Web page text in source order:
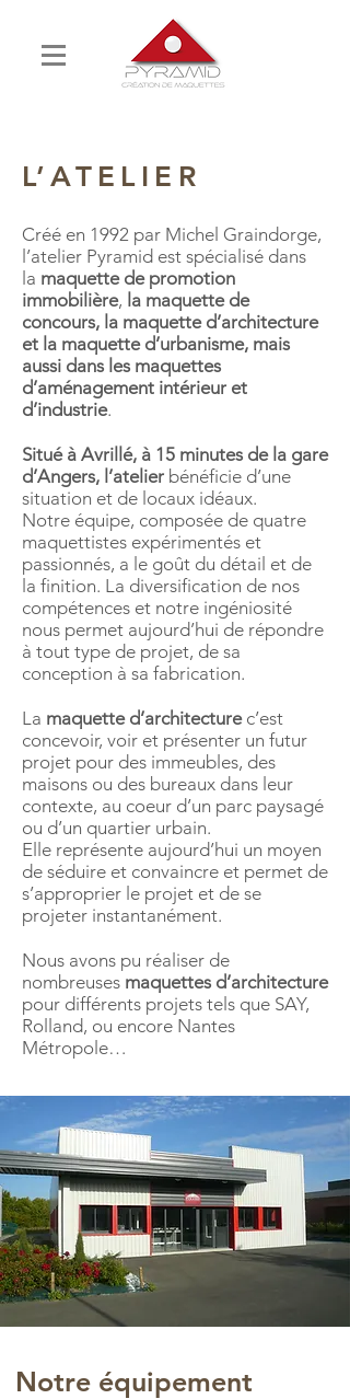
L’ATELIER
Créé en 1992 par Michel Graindorge,
l’atelier Pyramid est spécialisé dans
la maquette de promotion
immobilière, la maquette de
concours, la maquette d’architecture
et la maquette d’urbanisme, mais
aussi dans les maquettes
d’aménagement intérieur et
d’industrie.
Situé à Avrillé, à 15 minutes de la gare
d’Angers, l’atelier bénéficie d’une
situation et de locaux idéaux.
Notre équipe, composée de quatre
maquettistes expérimentés et
passionnés, a le goût du détail et de
la finition. La diversification de nos
compétences et notre ingéniosité
nous permet aujourd’hui de répondre
à tout type de projet, de sa
conception à sa fabrication.
La maquette d’architecturec’est
concevoir, voir et présenter un futur
projet pour des immeubles, des
maisons ou des bureaux dans leur
contexte, au coeur d’un parc paysagé
ou d’un quartier urbain.
Elle représente aujourd’hui un moyen
de séduire et convaincre et permet de
s’approprier le projet et de se
projeter instantanément.
Nous avons pu réaliser de
nombreuses maquettes d’architecture
pour différents projets tels que SAY,
Rolland, ou encore Nantes
Métropole…
Notre équipement